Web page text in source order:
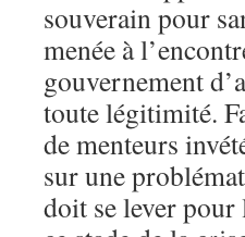
souverain pour
menée à
gouvernement
toute légitimité.
de menteurs
sur une
doit se lever